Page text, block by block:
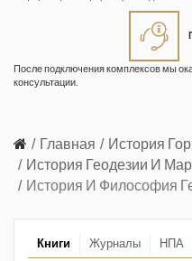
После подключения комплексов мы
консультации.
Главная
История
История Геодезии И
История И Философия
Книги Журналы НПА